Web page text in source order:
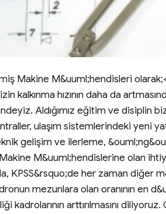
Makine M&uuml;hendisleri
kalkınma hızının daha da
Aldığımız eğitim ve disiplin
ulaşım sistemlerindeki yeni
gelişim ve ilerleme,
M&uuml;hendislerine olan
KPSS&rsquo;de her zaman diğer
mezunlara olan oranının en
kadrolarının arttırılmasını